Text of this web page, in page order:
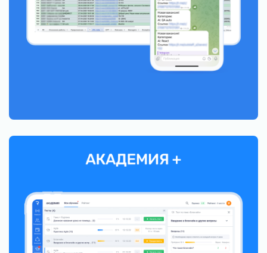
В 4 раза повысили производительность
аутстаф-подразделения
Больше, чем обучение: повышаем
вовлеченность и квалификацию персонала